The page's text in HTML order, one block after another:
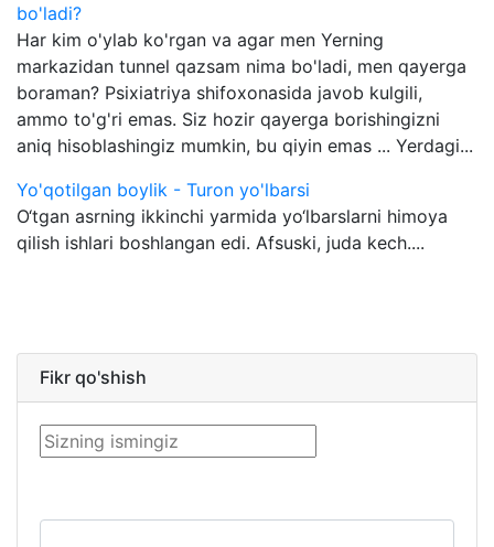
bo'ladi?
Har kim o'ylab ko'rgan va agar men Yerning
markazidan tunnel qazsam nima bo'ladi, men qayerga
boraman? Psixiatriya shifoxonasida javob kulgili,
ammo to'g'ri emas. Siz hozir qayerga borishingizni
aniq hisoblashingiz mumkin, bu qiyin emas ... Yerdagi...
Yo'qotilgan boylik - Turon yo'lbarsi
O‘tgan asrning ikkinchi yarmida yo‘lbarslarni himoya
qilish ishlari boshlangan edi. Afsuski, juda kech....
Fikr qo'shish